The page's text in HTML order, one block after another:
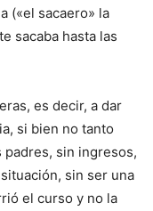
(«el sacaero» la
sacaba hasta las
es decir, a dar
si bien no tanto
padres, sin ingresos,
sin ser una
el curso y no la